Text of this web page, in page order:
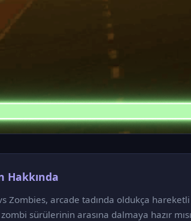
Hakkında
Zombies, arcade tadında oldukça
sürülerinin arasına dalmaya hazır